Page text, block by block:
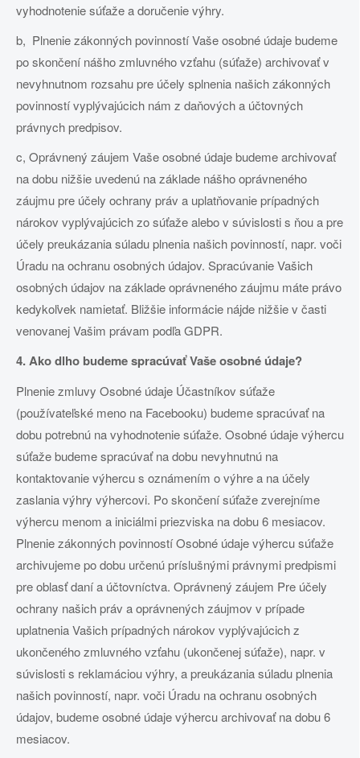
vyhodnotenie súťaže a doručenie výhry.
b, Plnenie zákonných povinností Vaše osobné údaje budeme
po skončení nášho zmluvného vzťahu (súťaže) archivovať v
nevyhnutnom rozsahu pre účely splnenia našich zákonných
povinností vyplývajúcich nám z daňových a účtovných
právnych predpisov.
c, Oprávnený záujem Vaše osobné údaje budeme archivovať
na dobu nižšie uvedenú na základe nášho oprávneného
záujmu pre účely ochrany práv a uplatňovanie prípadných
nárokov vyplývajúcich zo súťaže alebo v súvislosti s ňou a pre
účely preukázania súladu plnenia našich povinností, napr. voči
Úradu na ochranu osobných údajov. Spracúvanie Vašich
osobných údajov na základe oprávneného záujmu máte právo
kedykoľvek namietať. Bližšie informácie nájde nižšie v časti
venovanej Vašim právam podľa GDPR.
4. Ako dlho budeme spracúvať Vaše osobné údaje?
Plnenie zmluvy Osobné údaje Účastníkov súťaže
(používateľské meno na Facebooku) budeme spracúvať na
dobu potrebnú na vyhodnotenie súťaže. Osobné údaje výhercu
súťaže budeme spracúvať na dobu nevyhnutnú na
kontaktovanie výhercu s oznámením o výhre a na účely
zaslania výhry výhercovi. Po skončení súťaže zverejníme
výhercu menom a iniciálmi priezviska na dobu 6 mesiacov.
Plnenie zákonných povinností Osobné údaje výhercu súťaže
archivujeme po dobu určenú príslušnými právnymi predpismi
pre oblasť daní a účtovníctva. Oprávnený záujem Pre účely
ochrany našich práv a oprávnených záujmov v prípade
uplatnenia Vašich prípadných nárokov vyplývajúcich z
ukončeného zmluvného vzťahu (ukončenej súťaže), napr. v
súvislosti s reklamáciou výhry, a preukázania súladu plnenia
našich povinností, napr. voči Úradu na ochranu osobných
údajov, budeme osobné údaje výhercu archivovať na dobu 6
mesiacov.